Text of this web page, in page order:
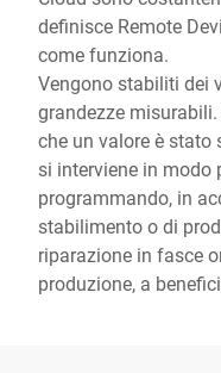
definisce Remote
come funziona.
Vengono stabiliti dei
grandezze
che un valore è stato
si interviene in modo
programmando, in
stabilimento o di
riparazione in fasce
produzione, a